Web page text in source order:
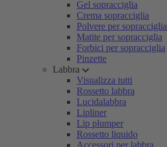
Gel sopracciglia
Crema sopracciglia
Polvere per sopracciglia
Matite per sopracciglia
Forbici per sopracciglia
Pinzette
Labbra
Visualizza tutti
Rossetto labbra
Lucidalabbra
Lipliner
Lip plumper
Rossetto liquido
Accessori per labbra